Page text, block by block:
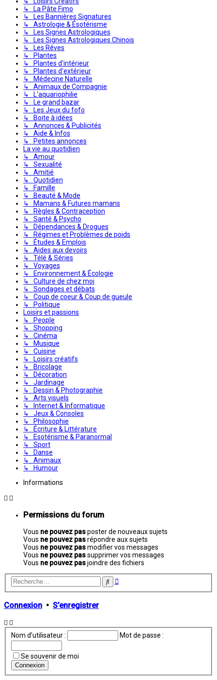
↳ La Pâte Fimo
↳ Les Bannières Signatures
↳ Astrologie & Ésotérisme
↳ Les Signes Astrologiques
↳ Les Signes Astrologiques Chinois
↳ Les Rêves
↳ Plantes
↳ Plantes d'intérieur
↳ Plantes d'extérieur
↳ Médecine Naturelle
↳ Animaux de Compagnie
↳ L'aquariophilie
↳ Le grand bazar
↳ Les Jeux du fofo
↳ Boite à idées
↳ Annonces & Publicités
↳ Aide & Infos
↳ Petites annonces
La vie au quotidien
↳ Amour
↳ Sexualité
↳ Amitié
↳ Quotidien
↳ Famille
↳ Beauté & Mode
↳ Mamans & Futures mamans
↳ Règles & Contraception
↳ Santé & Psycho
↳ Dépendances & Drogues
↳ Régimes et Problèmes de poids
↳ Études & Emplois
↳ Aides aux devoirs
↳ Télé & Séries
↳ Voyages
↳ Environnement & Écologie
↳ Culture de chez moi
↳ Sondages et débats
↳ Coup de coeur & Coup de gueule
↳ Politique
Loisirs et passions
↳ People
↳ Shopping
↳ Cinéma
↳ Musique
↳ Cuisine
↳ Loisirs créatifs
↳ Bricolage
↳ Décoration
↳ Jardinage
↳ Dessin & Photographie
↳ Arts visuels
↳ Internet & Informatique
↳ Jeux & Consoles
↳ Philosophie
↳ Écriture & Littérature
↳ Esotérisme & Paranormal
↳ Sport
↳ Danse
↳ Animaux
↳ Humour
Informations
Permissions du forum
Vous ne pouvez pasposter de nouveaux sujets
Vous ne pouvez pasrépondre aux sujets
Vous ne pouvez pasmodifier vos messages
Vous ne pouvez passupprimer vos messages
Vous ne pouvez pasjoindre des fichiers
Rechercher
Recherche
Connexion • S’enregistrer
Nom d’utilisateur : Mot de passe :
Se souvenir de moi